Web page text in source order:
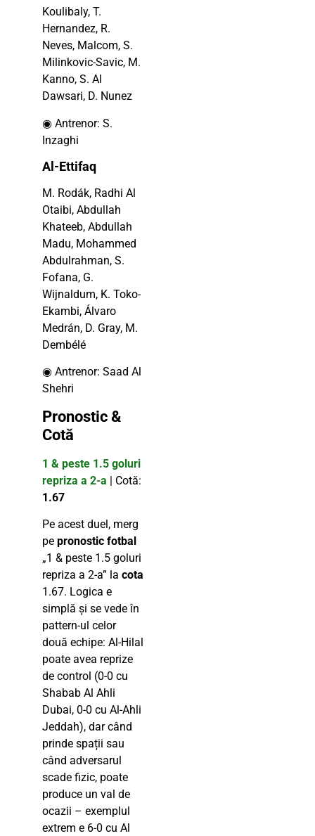
Koulibaly, T.
Hernandez, R.
Neves, Malcom, S.
Milinkovic-Savic, M.
Kanno, S. Al
Dawsari, D. Nunez
◉ Antrenor: S.
Inzaghi
Al-Ettifaq
M. Rodák, Radhi Al
Otaibi, Abdullah
Khateeb, Abdullah
Madu, Mohammed
Abdulrahman, S.
Fofana, G.
Wijnaldum, K. Toko-
Ekambi, Álvaro
Medrán, D. Gray, M.
Dembélé
◉ Antrenor: Saad Al
Shehri
Pronostic &
Cotă
1 & peste 1.5 goluri
repriza a 2-a | Cotă:
1.67
Pe acest duel, merg
pe pronostic fotbal
„1 & peste 1.5 goluri
repriza a 2-a” la cota
1.67. Logica e
simplă și se vede în
pattern-ul celor
două echipe: Al-Hilal
poate avea reprize
de control (0-0 cu
Shabab Al Ahli
Dubai, 0-0 cu Al-Ahli
Jeddah), dar când
prinde spații sau
când adversarul
scade fizic, poate
produce un val de
ocazii – exemplul
extrem e 6-0 cu Al